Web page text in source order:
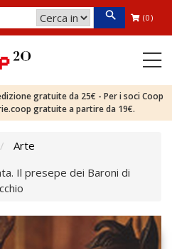
(0)
gratuite da 25€ - Per i soci Coop
gratuite a partire da 19€.
Arte
Il presepe dei Baroni di